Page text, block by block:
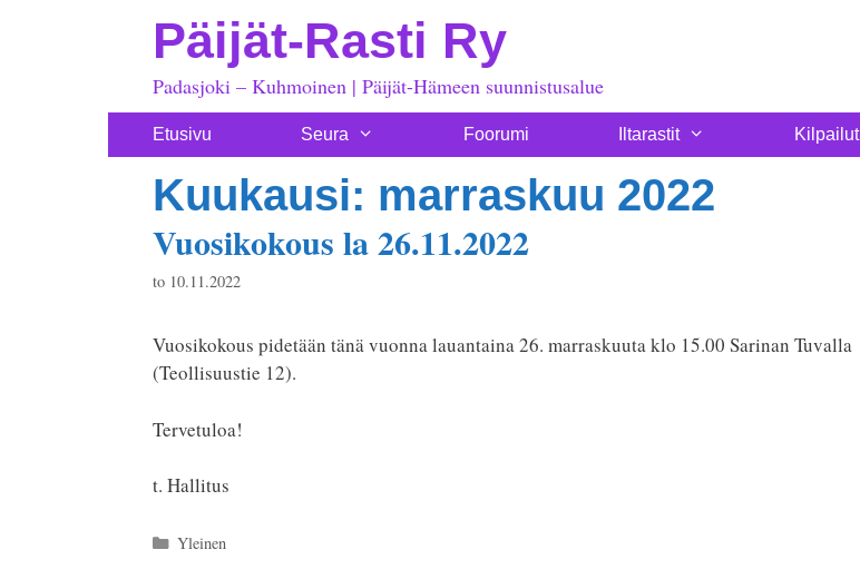
Päijät-Rasti Ry
Padasjoki – Kuhmoinen | Päijät-Hämeen suunnistusalue
Etusivu Seura Foorumi Iltarastit Kilpailut
Kuukausi: marraskuu 2022
Vuosikokous la 26.11.2022
to 10.11.2022
Vuosikokous pidetään tänä vuonna lauantaina 26. marraskuuta klo 15.00 Sarinan Tuvalla
(Teollisuustie 12).
Tervetuloa!
t. Hallitus
Kategoriat
Yleinen